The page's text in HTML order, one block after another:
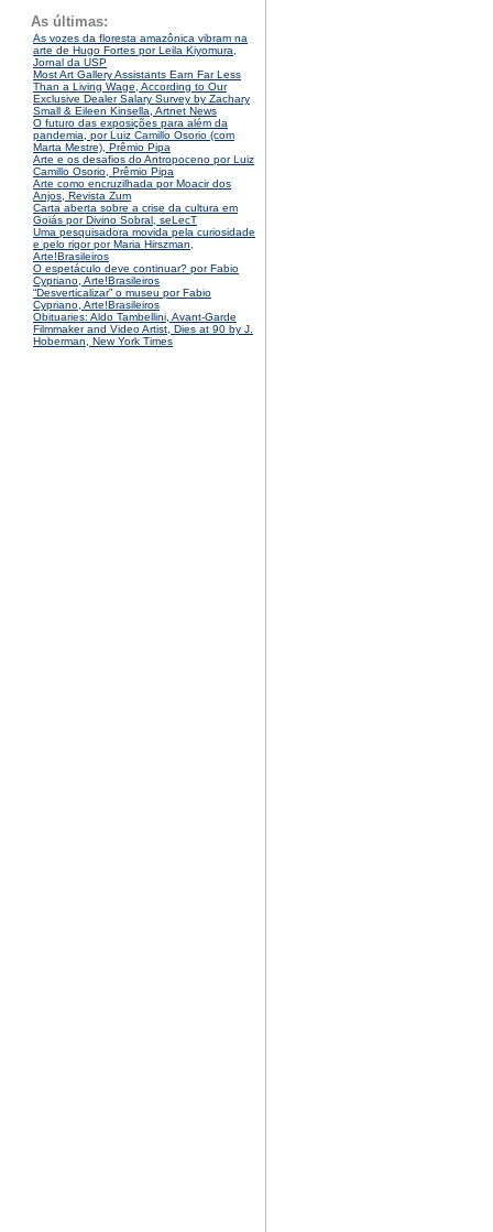
As últimas:
As vozes da floresta amazônica vibram na
arte de Hugo Fortes por Leila Kiyomura,
Jornal da USP
Most Art Gallery Assistants Earn Far Less
Than a Living Wage, According to Our
Exclusive Dealer Salary Survey by Zachary
Small & Eileen Kinsella, Artnet News
O futuro das exposições para além da
pandemia, por Luiz Camillo Osorio (com
Marta Mestre), Prêmio Pipa
Arte e os desafios do Antropoceno por Luiz
Camillo Osorio, Prêmio Pipa
Arte como encruzilhada por Moacir dos
Anjos, Revista Zum
Carta aberta sobre a crise da cultura em
Goiás por Divino Sobral, seLecT
Uma pesquisadora movida pela curiosidade
e pelo rigor por Maria Hirszman,
Arte!Brasileiros
O espetáculo deve continuar? por Fabio
Cypriano, Arte!Brasileiros
“Desverticalizar” o museu por Fabio
Cypriano, Arte!Brasileiros
Obituaries: Aldo Tambellini, Avant-Garde
Filmmaker and Video Artist, Dies at 90 by J.
Hoberman, New York Times